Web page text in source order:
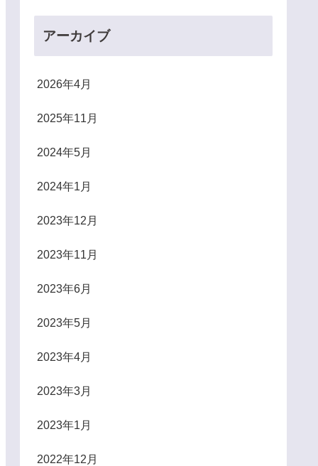
アーカイブ
2026年4月
2025年11月
2024年5月
2024年1月
2023年12月
2023年11月
2023年6月
2023年5月
2023年4月
2023年3月
2023年1月
2022年12月